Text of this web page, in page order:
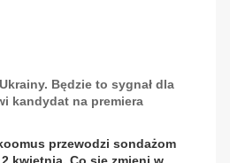
Będzie to sygnał dla
kandydat na premiera
przewodzi sondażom